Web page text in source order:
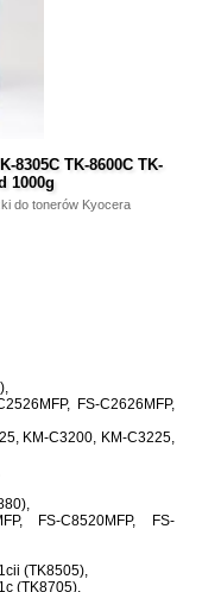
8305C TK-8600C TK-
1000g
do tonerów Kyocera
FS-C2626MFP,
KM-C3200, KM-C3225,
FS-C8520MFP, FS-
(TK8505),
(TK8705),